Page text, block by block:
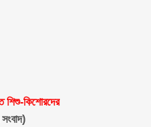
শিশু-কিশোরদের
সংবাদ)